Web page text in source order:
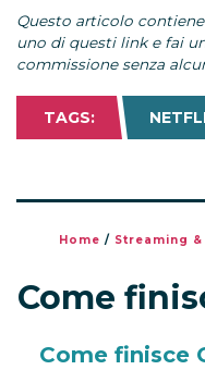
Questo articolo
uno di questi link e fai
commissione senza
TAGS:
Home / Streaming &
Come
Come finisce